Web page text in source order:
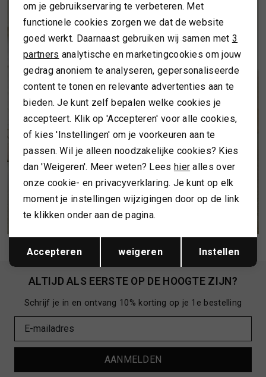
BEKIJK LOOK
ALTIJD ALS EERSTE OP DE HOOGTE ZIJN?
Schrijf je in en ontvang 10% korting op je 1e bestelling
AANMELDEN
Analytische cookies
Marketing cookies
Terug Opslaan
om je gebruikservaring te verbeteren. Met
functionele cookies zorgen we dat de website
goed werkt. Daarnaast gebruiken wij samen met 3
partners analytische en marketingcookies om jouw
gedrag anoniem te analyseren, gepersonaliseerde
content te tonen en relevante advertenties aan te
bieden. Je kunt zelf bepalen welke cookies je
accepteert. Klik op 'Accepteren' voor alle cookies,
of kies 'Instellingen' om je voorkeuren aan te
passen. Wil je alleen noodzakelijke cookies? Kies
dan 'Weigeren'. Meer weten? Lees hier alles over
onze cookie- en privacyverklaring. Je kunt op elk
moment je instellingen wijzigingen door op de link
te klikken onder aan de pagina.
Accepteren weigeren Instellen